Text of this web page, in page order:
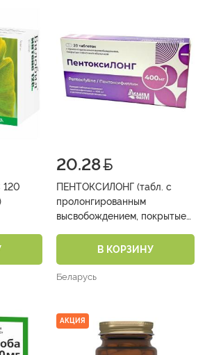
20.28
ПЕНТОКСИЛОНГ (табл. с
пролонгированным
высвобождением, покрытые
В КОРЗИНУ
Беларусь
АКЦИЯ